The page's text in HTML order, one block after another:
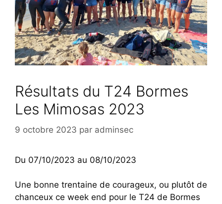
Résultats du T24 Bormes
Les Mimosas 2023
9 octobre 2023 par adminsec
Du 07/10/2023 au 08/10/2023
Une bonne trentaine de courageux, ou plutôt de
chanceux ce week end pour le T24 de Bormes